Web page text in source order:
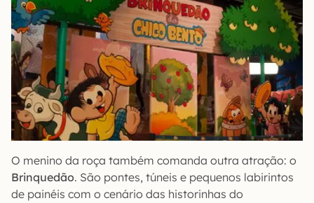
O menino da roça também comanda outra atração: o
Brinquedão. São pontes, túneis e pequenos labirintos
de painéis com o cenário das historinhas do